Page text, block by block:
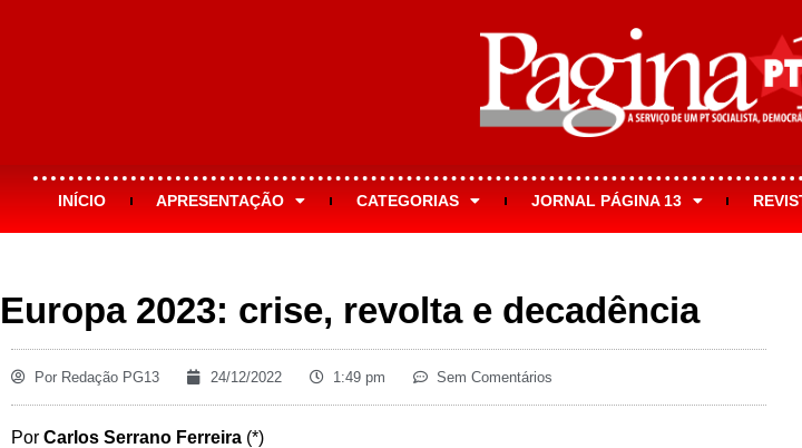
INÍCIO APRESENTAÇÃO CATEGORIAS JORNAL PÁGINA 13
Europa 2023: crise, revolta e decadência
Por Redação PG13 24/12/2022 1:49 pm Sem Comentários
Por Carlos Serrano Ferreira (*)